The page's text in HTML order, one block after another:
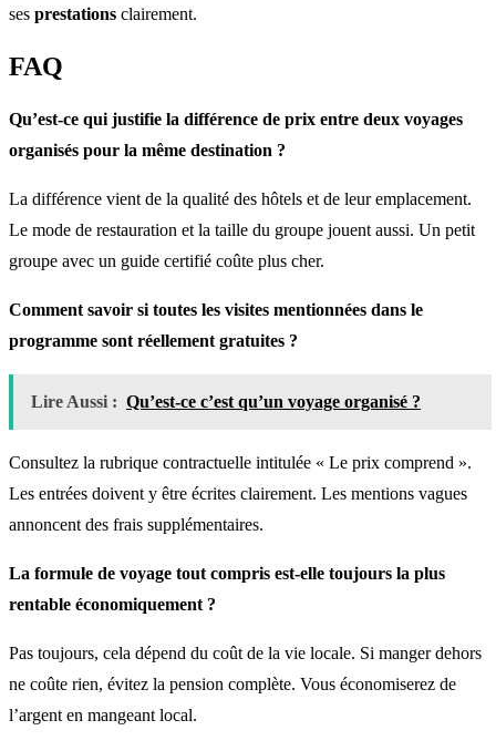
ses prestations clairement.
FAQ
Qu’est-ce qui justifie la différence de prix entre deux voyages
organisés pour la même destination ?
La différence vient de la qualité des hôtels et de leur emplacement.
Le mode de restauration et la taille du groupe jouent aussi. Un petit
groupe avec un guide certifié coûte plus cher.
Comment savoir si toutes les visites mentionnées dans le
programme sont réellement gratuites ?
Lire Aussi : Qu’est-ce c’est qu’un voyage organisé ?
Consultez la rubrique contractuelle intitulée « Le prix comprend ».
Les entrées doivent y être écrites clairement. Les mentions vagues
annoncent des frais supplémentaires.
La formule de voyage tout compris est-elle toujours la plus
rentable économiquement ?
Pas toujours, cela dépend du coût de la vie locale. Si manger dehors
ne coûte rien, évitez la pension complète. Vous économiserez de
l’argent en mangeant local.